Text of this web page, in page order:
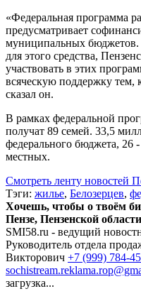
«Федеральная программа
предусматривает
муниципальных
для этого средства,
участвовать в этих
всяческую поддержку тем,
сказал он.
В рамках федеральной
получат 89 семей. 33,5
федерального бюджета, 26
местных.
Смотреть ленту новостей
Тэги: жилье, Белозерцев,
Хочешь, чтобы о твоём
Пензе, Пензенской
SMI58.ru - ведущий
Руководитель отдела
Викторович +7 (999) 784-
загрузка...